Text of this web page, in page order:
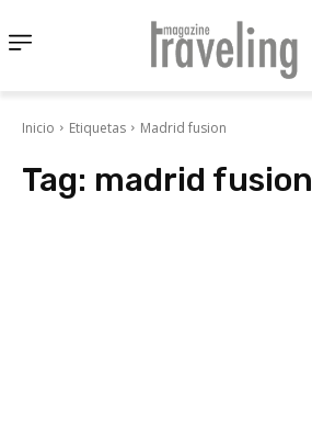
Inicio Etiquetas Madrid fusion
Tag: madrid fusion